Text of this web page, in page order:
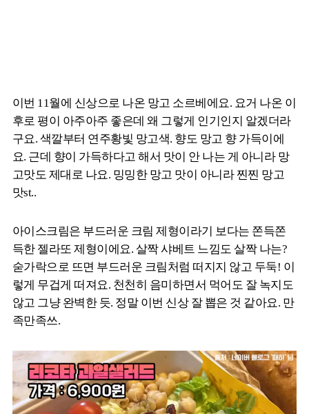
이번 11월에 신상으로 나온 망고 소르베에요. 요거 나온 이
후로 평이 아주아주 좋은데 왜 그렇게 인기인지 알겠더라
구요. 색깔부터 연주황빛 망고색. 향도 망고 향 가득이에
요. 근데 향이 가득하다고 해서 맛이 안 나는 게 아니라 망
고맛도 제대로 나요. 밍밍한 망고 맛이 아니라 찐찐 망고
맛st..
아이스크림은 부드러운 크림 제형이라기 보다는 쫀득쫀
득한 젤라또 제형이에요. 살짝 샤베트 느낌도 살짝 나는?
숟가락으로 뜨면 부드러운 크림처럼 떠지지 않고 두둑! 이
렇게 무겁게 떠져요. 천천히 음미하면서 먹어도 잘 녹지도
않고 그냥 완벽한 듯. 정말 이번 신상 잘 뽑은 것 같아요. 만
족만족쓰.